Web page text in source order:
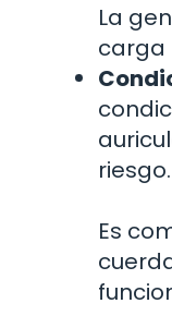
La
carga
riesgo.
Es